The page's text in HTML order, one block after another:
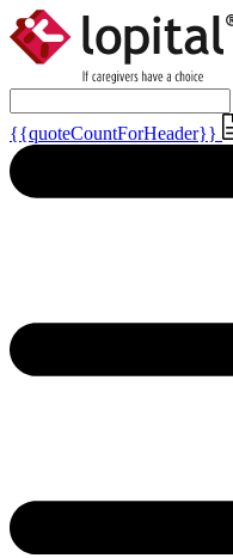
{{quoteCountForHeader}}